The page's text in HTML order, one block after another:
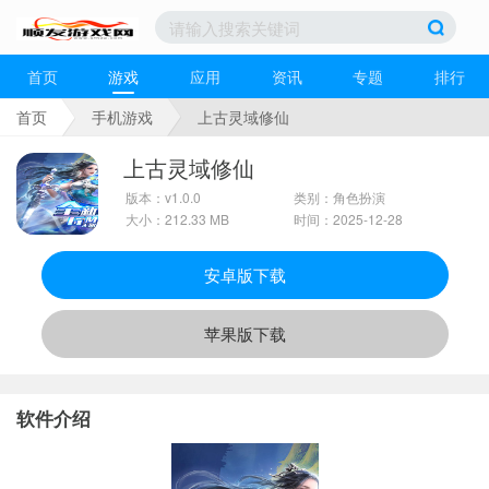
首页 游戏 应用 资讯 专题
排行
首页
手机游戏 上古灵域修仙
上古灵域修仙
版本：v1.0.0
大小：212.33 MB
类别：角色扮演
时间：2025-12-28
安卓版下载
苹果版下载
软件介绍